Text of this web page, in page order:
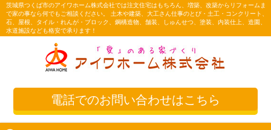
茨城県つくば市のアイワホーム株式会社では注文住宅はもちろん、増築、改築からリフォームま
で家の事なら何でもご相談ください。 土木や建築、大工さん仕事のとび・土工・コンクリート、
石、屋根、タイル・れんが・ブロック、鋼構造物、舗装、しゅんせつ、塗装、内装仕上、造園、
水道施設なども格安で承ります！
電話でのお問い合わせはこちら